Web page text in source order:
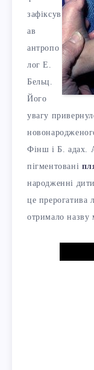
зафіксув
ав
антропо
лог Е.
Бельц.
Його
увагу
Фінш і Б. адах.
пігментовані
народженні
це прерогатива
отримало назву